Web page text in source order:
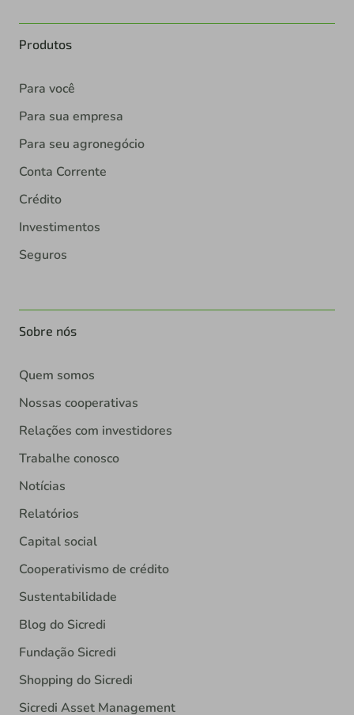
Produtos
Para você
Para sua empresa
Para seu agronegócio
Conta Corrente
Crédito
Investimentos
Seguros
Sobre nós
Quem somos
Nossas cooperativas
Relações com investidores
Trabalhe conosco
Notícias
Relatórios
Capital social
Cooperativismo de crédito
Sustentabilidade
Blog do Sicredi
Fundação Sicredi
Shopping do Sicredi
Sicredi Asset Management